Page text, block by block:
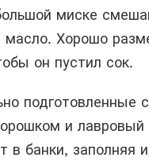
миске
масло. Хорошо
он пустил сок.
подготовленные
и
в банки, заполняя